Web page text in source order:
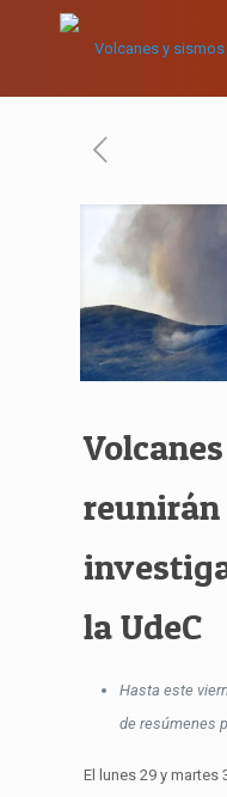
reunirán
la UdeC
Hasta este
de resúmenes
El lunes 29 y martes